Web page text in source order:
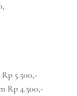
5.500,-
Rp 4.500,-